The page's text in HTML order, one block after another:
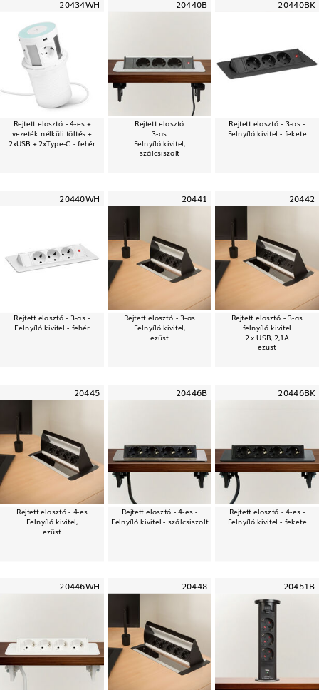
20434WH
Rejtett elosztó - 4-es +
vezeték nélküli töltés +
2xUSB + 2xType-C - fehér
20440B
Rejtett elosztó
3-as
Felnyíló kivitel,
szálcsiszolt
20440BK
Rejtett elosztó - 3-as -
Felnyíló kivitel - fekete
20440WH
Rejtett elosztó - 3-as -
Felnyíló kivitel - fehér
20441
Rejtett elosztó - 3-as
Felnyíló kivitel,
ezüst
20442
Rejtett elosztó - 3-as
felnyíló kivitel
2 x USB, 2,1A
ezüst
20445
Rejtett elosztó - 4-es
Felnyíló kivitel,
ezüst
20446B
Rejtett elosztó - 4-es -
Felnyíló kivitel - szálcsiszolt
20446BK
Rejtett elosztó - 4-es -
Felnyíló kivitel - fekete
20446WH 20448 20451B